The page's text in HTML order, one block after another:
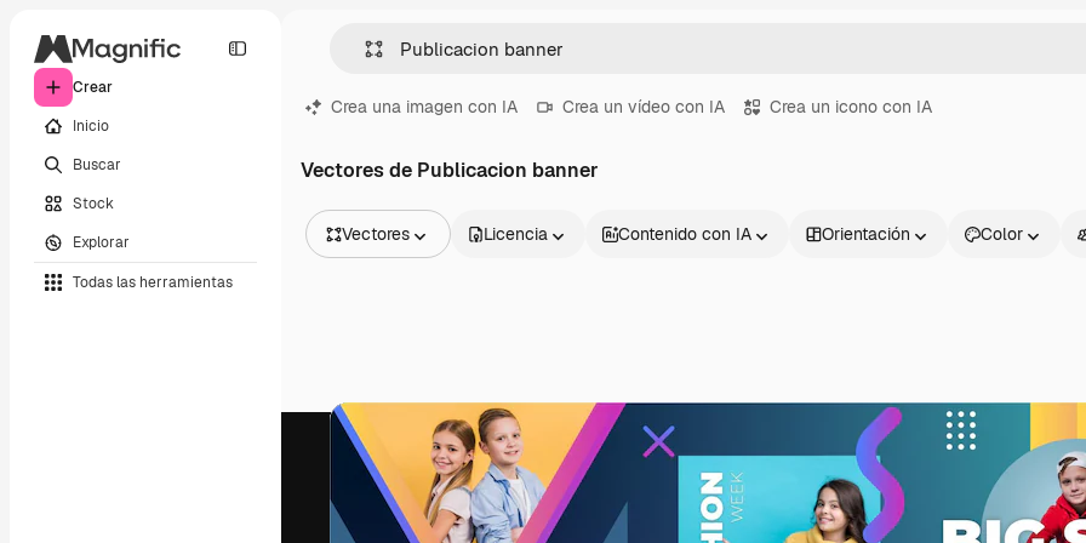
Crear
Inicio
Buscar
Stock
Explorar
Todas las herramientas
Crea una imagen con IA Crea un vídeo con IA Crea un icono con IA
Vectores de Publicacion banner
Vectores
Vídeos
Clips de vídeo
Motion graphics
Plantillas de vídeos
Iconos
Modelos 3D
Fuentes
Licencia Contenido con IA Orientación Color
Productos Información